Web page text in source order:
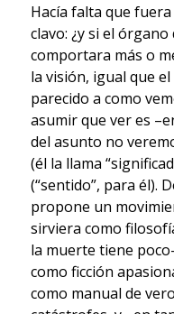
Hacía falta que
clavo: ¿y si el
comportara más o
la visión, igual que el
parecido a como
asumir que ver es
del asunto no
(él la llama
(“sentido”, para él).
propone un
sirviera como
la muerte tiene
como ficción
como manual de